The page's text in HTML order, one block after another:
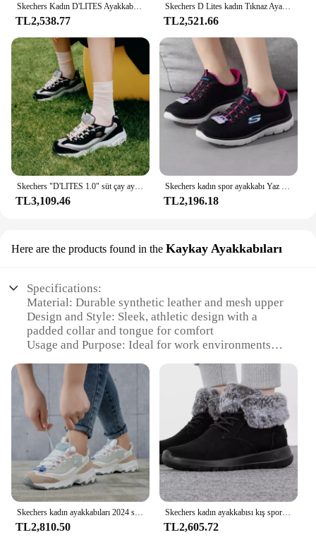
TL2,538.77
Skechers D Lites kadın Tıknaz Ayakkabı Trendy koşu ayakkabıları Kadın klasik ayakkabılar Nefes Rahat Zapatillas De Mujer
TL2,521.66
TL3,109.46 TL2,196.18
Here are the products found in the Kaykay Ayakkabıları
Specifications:
Material: Durable synthetic leather and mesh upper
Design and Style: Sleek, athletic design with a
padded collar and tongue for comfort
Usage and Purpose: Ideal for work environments
Performance and Property: Oil-resistant outsole for
enhanced grip and safety
Parts and Accessories: Comes with a removable
cushioned insole for customized comfort
Applicable People: Designed for both men and
women, these sneakers offer a versatile fit
Features:
**Optimized Comfort and Safety**
The Skechers Work Sneakers are engineered to
provide the ultimate blend of comfort and safety for
those who spend long hours on their feet. The upper
TL2,810.50
Skechers kadın ayakkabısı kış spor ayakkabı polar astarlı sıcak pamuklu ayakkabılar kısa çizmeler kar botları yüksek top rahat ayakkabılar
TL2,605.72